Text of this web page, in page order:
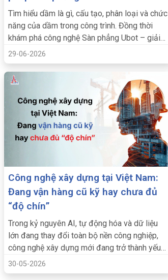
Tìm hiểu dầm là gì, cấu tạo, phân loại và chức
năng của dầm trong công trình. Đồng thời
khám phá công nghệ Sàn phẳng Ubot – giải
pháp kết cấu tiên tiến.
29-06-2026
Công nghệ xây dựng tại Việt Nam:
Đang vận hàng cũ kỹ hay chưa đủ
“độ chín”
Trong kỷ nguyên AI, tự động hóa và dữ liệu
lớn đang thay đổi toàn bộ nền công nghiệp,
công nghệ xây dựng mới đang trở thành yếu
tố quyết định sự sống còn của các doanh
nghiệp.
30-05-2026